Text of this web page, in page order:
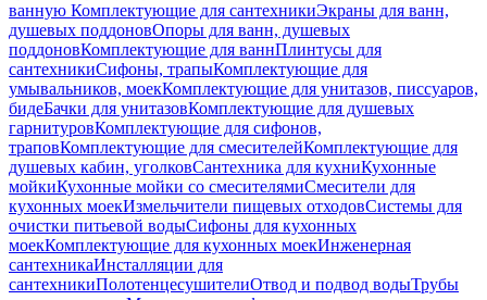
ванную Комплектующие для сантехникиЭкраны для ванн,
душевых поддоновОпоры для ванн, душевых
поддоновКомплектующие для ваннПлинтусы для
сантехникиСифоны, трапыКомплектующие для
умывальников, моекКомплектующие для унитазов, писсуаров,
бидеБачки для унитазовКомплектующие для душевых
гарнитуровКомплектующие для сифонов,
траповКомплектующие для смесителейКомплектующие для
душевых кабин, уголковСантехника для кухниКухонные
мойкиКухонные мойки со смесителямиСмесители для
кухонных моекИзмельчители пищевых отходовСистемы для
очистки питьевой водыСифоны для кухонных
моекКомплектующие для кухонных моекИнженерная
сантехникаИнсталляции для
сантехникиПолотенцесушителиОтвод и подвод водыТрубы